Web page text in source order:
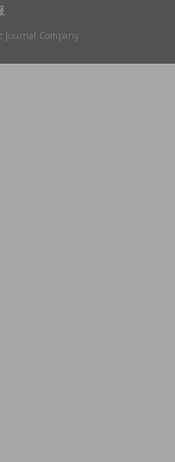
Journal Company